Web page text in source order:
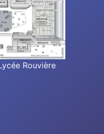
Rouvière